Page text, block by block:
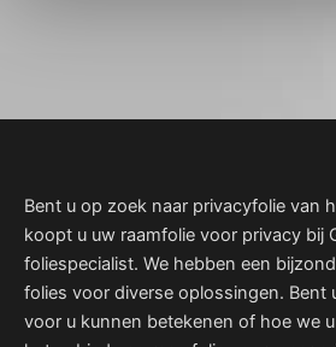
Bent u op zoek naar privacyfolie van
koopt u uw raamfolie voor privacy bij
foliespecialist. We hebben een
folies voor diverse oplossingen. Bent
voor u kunnen betekenen of hoe we